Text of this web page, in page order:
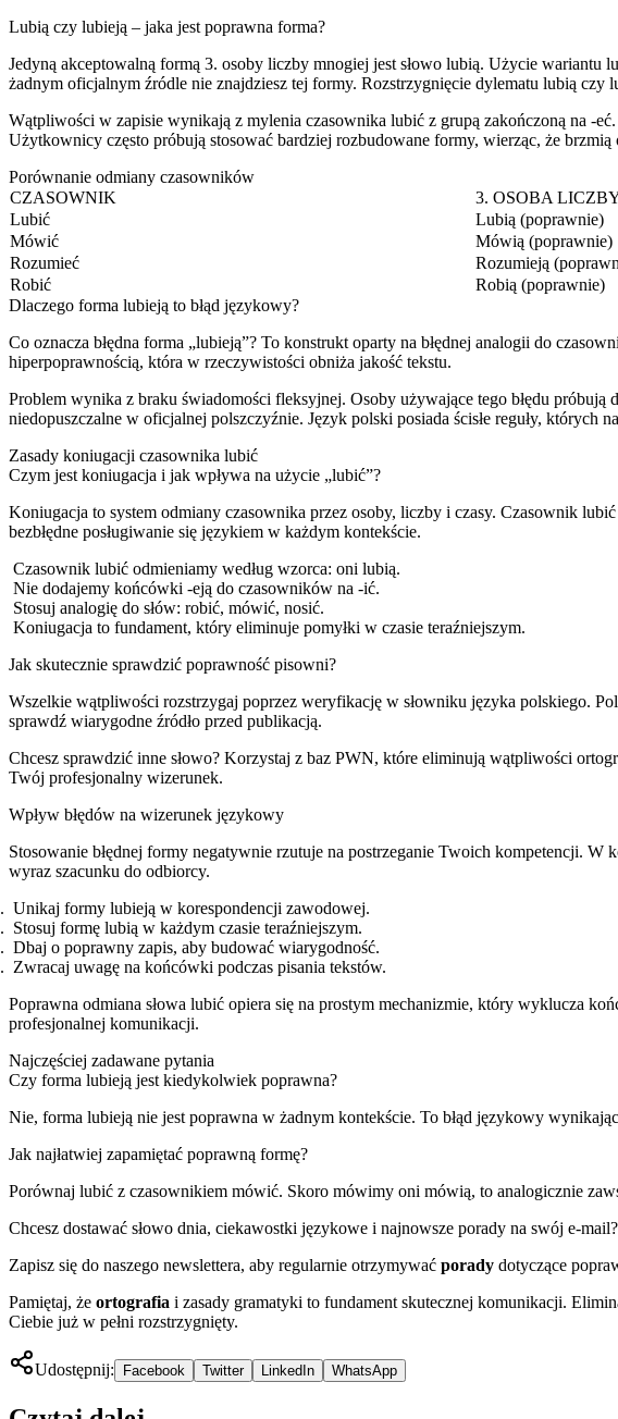
Lubią czy lubieją – jaka jest poprawna forma?
Jedyną akceptowalną formą 3. osoby liczby mnogiej jest słowo lubią. Użycie
żadnym oficjalnym źródle nie znajdziesz tej formy. Rozstrzygnięcie dylematu lubią
Wątpliwości w zapisie wynikają z mylenia czasownika lubić z grupą zakończoną na -
Użytkownicy często próbują stosować bardziej rozbudowane formy, wierząc, że
Porównanie odmiany czasowników
CZASOWNIK
3. OSOBA
Lubić
Lubią (poprawnie)
Mówić
Mówią (poprawnie)
Rozumieć
Rozumieją
Robić
Robią (poprawnie)
Dlaczego forma lubieją to błąd językowy?
Co oznacza błędna forma „lubieją”? To konstrukt oparty na błędnej analogii do
hiperpoprawnością, która w rzeczywistości obniża jakość tekstu.
Problem wynika z braku świadomości fleksyjnej. Osoby używające tego błędu
niedopuszczalne w oficjalnej polszczyźnie. Język polski posiada ścisłe reguły, których
Zasady koniugacji czasownika lubić
Czym jest koniugacja i jak wpływa na użycie „lubić”?
Koniugacja to system odmiany czasownika przez osoby, liczby i czasy. Czasownik
bezbłędne posługiwanie się językiem w każdym kontekście.
Czasownik lubić odmieniamy według wzorca: oni lubią.
Nie dodajemy końcówki -eją do czasowników na -ić.
Stosuj analogię do słów: robić, mówić, nosić.
Koniugacja to fundament, który eliminuje pomyłki w czasie teraźniejszym.
Jak skutecznie sprawdzić poprawność pisowni?
Wszelkie wątpliwości rozstrzygaj poprzez weryfikację w słowniku języka polskiego.
sprawdź wiarygodne źródło przed publikacją.
Chcesz sprawdzić inne słowo? Korzystaj z baz PWN, które eliminują wątpliwości
Twój profesjonalny wizerunek.
Wpływ błędów na wizerunek językowy
Stosowanie błędnej formy negatywnie rzutuje na postrzeganie Twoich kompetencji. W
wyraz szacunku do odbiorcy.
Unikaj formy lubieją w korespondencji zawodowej.
Stosuj formę lubią w każdym czasie teraźniejszym.
Dbaj o poprawny zapis, aby budować wiarygodność.
Zwracaj uwagę na końcówki podczas pisania tekstów.
Poprawna odmiana słowa lubić opiera się na prostym mechanizmie, który wyklucza
profesjonalnej komunikacji.
Najczęściej zadawane pytania
Czy forma lubieją jest kiedykolwiek poprawna?
Nie, forma lubieją nie jest poprawna w żadnym kontekście. To błąd językowy
Jak najłatwiej zapamiętać poprawną formę?
Porównaj lubić z czasownikiem mówić. Skoro mówimy oni mówią, to analogicznie
Chcesz dostawać słowo dnia, ciekawostki językowe i najnowsze porady na swój e-mail?
Zapisz się do naszego newslettera, aby regularnie otrzymywać porady dotyczące
Pamiętaj, że ortografia i zasady gramatyki to fundament skutecznej komunikacji.
Ciebie już w pełni rozstrzygnięty.
Udostępnij: Facebook Twitter LinkedIn WhatsApp